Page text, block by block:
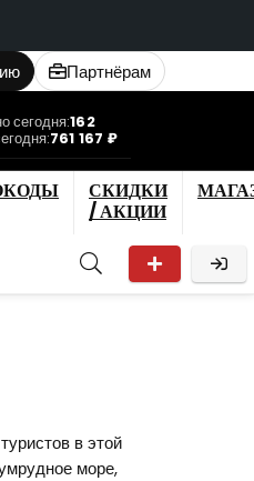
Партнёрам
сегодня:162
761 167 ₽
СКИДКИ
/ АКЦИИ
в этой
море,